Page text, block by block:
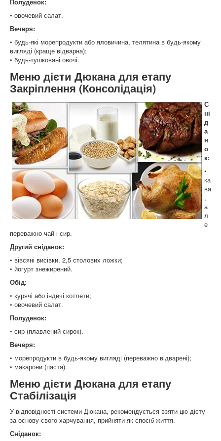
• овочевий салат.
Вечеря:
• будь-які морепродукти або яловичина, телятина в будь-якому
вигляді (краще відварна);
• будь-тушковані овочі.
Меню дієти Дюкана для етапу
Закріплення (Консолідація)
С
ні
д
а
н
о
к:
•
ка
ва
,
а
л
е
переважно чай і сир.
Другий сніданок:
• вівсяні висівки, 2,5 столових ложки;
• йогурт знежирений.
Обід:
• курячі або індичі котлети;
• овочевий салат.
Полуденок:
• сир (плавлений сирок).
Вечеря:
• морепродукти в будь-якому вигляді (переважно відварені);
• макарони (паста).
Меню дієти Дюкана для етапу
Стабілізація
У відповідності системи Дюкана, рекомендується взяти цю дієту
за основу свого харчування, прийняти як спосіб життя.
Сніданок: